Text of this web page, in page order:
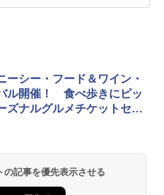
ーシー・フード＆ワイン・
ル開催！ 食べ歩きにピッ
ズナルグルメチケットセッ
記事を優先表示させる